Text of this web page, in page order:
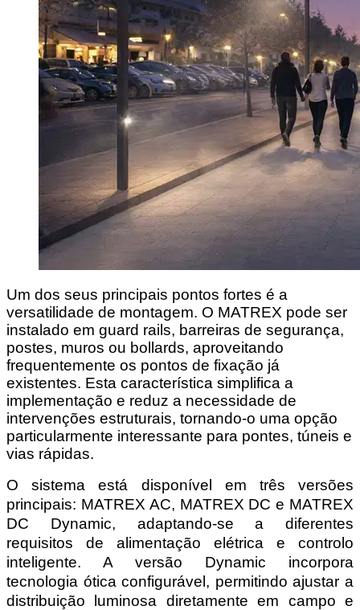
Um dos seus principais pontos fortes é a
versatilidade de montagem. O MATREX pode ser
instalado em guard rails, barreiras de segurança,
postes, muros ou bollards, aproveitando
frequentemente os pontos de fixação já
existentes. Esta característica simplifica a
implementação e reduz a necessidade de
intervenções estruturais, tornando-o uma opção
particularmente interessante para pontes, túneis e
vias rápidas.
O sistema está disponível em três versões
principais: MATREX AC, MATREX DC e MATREX
DC Dynamic, adaptando-se a diferentes
requisitos de alimentação elétrica e controlo
inteligente. A versão Dynamic incorpora
tecnologia ótica configurável, permitindo ajustar a
distribuição luminosa diretamente em campo e